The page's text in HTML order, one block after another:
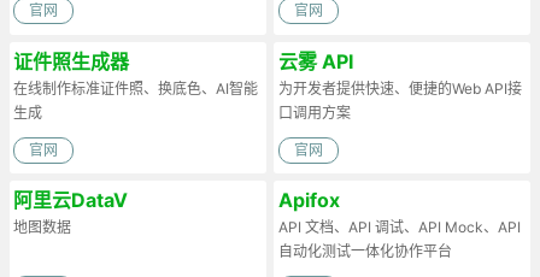
官网 官网
证件照生成器
在线制作标准证件照、换底色、AI智能
生成
官网
云雾 API
为开发者提供快速、便捷的Web API接
口调用方案
官网
阿里云DataV
地图数据
Apifox
API 文档、API 调试、API Mock、API
自动化测试一体化协作平台